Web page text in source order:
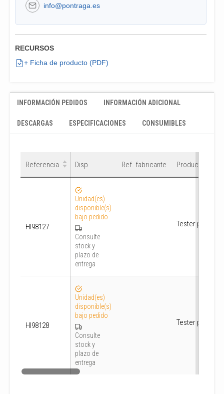
info@pontraga.es
RECURSOS
+ Ficha de producto (PDF)
INFORMACIÓN PEDIDOS INFORMACIÓN ADICIONAL
DESCARGAS ESPECIFICACIONES CONSUMIBLES
Referencia Disp Ref. fabricante Producto
Referencia Disp Ref. fabricante Producto
HI98127
Unidad(es)
disponible(s)
bajo pedido
Consulte
stock y
plazo de
entrega
Tester pH/
HI98128
Unidad(es)
disponible(s)
bajo pedido
Consulte
stock y
plazo de
entrega
Tester pH/